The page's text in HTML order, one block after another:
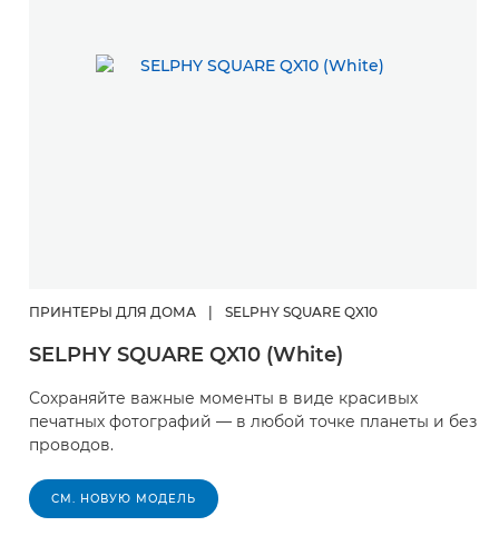
ПРИНТЕРЫ ДЛЯ ДОМА SELPHY SQUARE QX10
SELPHY SQUARE QX10 (White)
Сохраняйте важные моменты в виде красивых
печатных фотографий — в любой точке планеты и без
проводов.
СМ. НОВУЮ МОДЕЛЬ